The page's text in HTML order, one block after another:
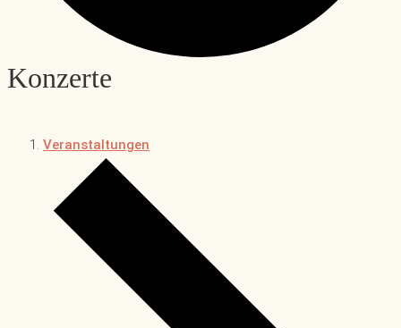
Konzerte
Veranstaltungen